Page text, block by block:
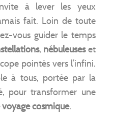
à lever les yeux
fait. Loin de toute
vous guider le temps
, nébuleuseset
pointés vers l’infini.
à tous, portée par la
pour transformer une
cosmique.